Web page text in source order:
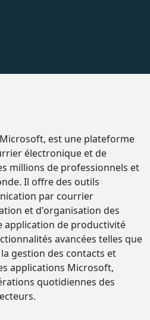
est une plateforme
électronique et de
millions de professionnels et
Il offre des outils
par courrier
et d'organisation des
application de productivité
avancées telles que
gestion des contacts et
applications Microsoft,
quotidiennes des